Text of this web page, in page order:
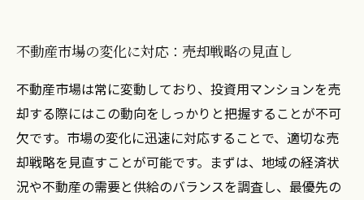
不動産市場の変化に対応：売却戦略の見直し
不動産市場は常に変動しており、投資用マンションを売
却する際にはこの動向をしっかりと把握することが不可
欠です。市場の変化に迅速に対応することで、適切な売
却戦略を見直すことが可能です。まずは、地域の経済状
況や不動産の需要と供給のバランスを調査し、最優先の